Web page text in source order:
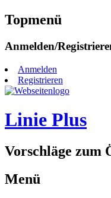
Topmenü
Zum
springen
Anmelden/
Anmelden
Registrieren
Linie Plus
Vorschläge zum
Menü